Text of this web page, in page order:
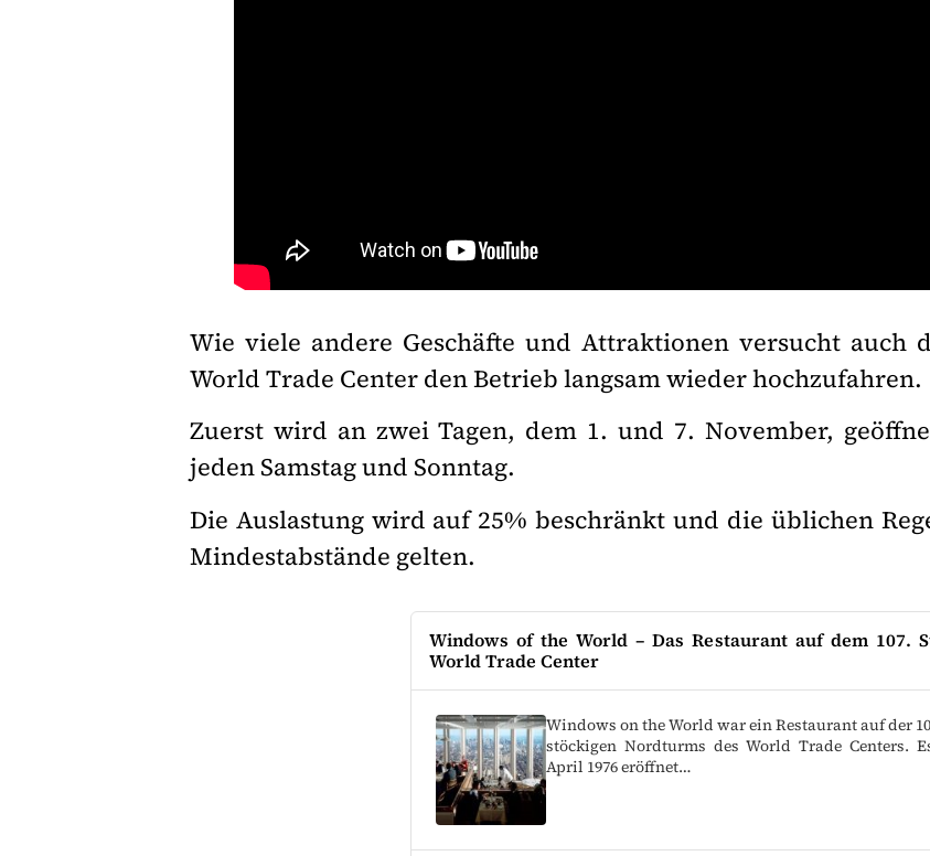
Wie viele andere Geschäfte und Attraktionen versucht auch
World Trade Center den Betrieb langsam wieder hochzufahren.
Zuerst wird an zwei Tagen, dem 1. und 7. November,
jeden Samstag und Sonntag.
Die Auslastung wird auf 25% beschränkt und die üblichen
Mindestabstände gelten.
Windows of the World – Das Restaurant auf dem 107.
World Trade Center
Windows on the World war ein Restaurant auf der
stöckigen Nordturms des World Trade Centers.
April 1976 eröffnet…